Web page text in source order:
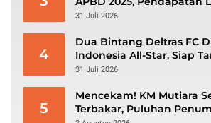
dan Defisit Berbalik Jadi
31 Juli 2026
4
Dua Bintang Deltras FC
Indonesia All-Star, Siap
Villa di GBK
31 Juli 2026
5
Mencekam! KM Mutiara
Terbakar, Puluhan